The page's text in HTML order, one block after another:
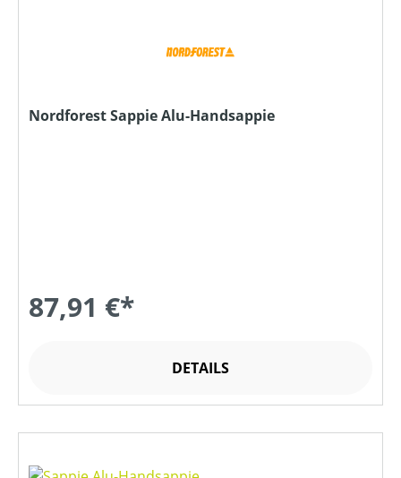
Nordforest Sappie Alu-Handsappie
87,91 €*
DETAILS